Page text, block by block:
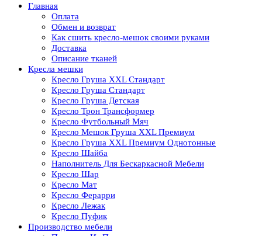
Главная
Оплата
Обмен и возврат
Как сшить кресло-мешок своими руками
Доставка
Описание тканей
Кресла мешки
Кресло Груша XXL Стандарт
Кресло Груша Cтандарт
Кресло Груша Детская
Кресло Трон Трансформер
Кресло Футбольный Мяч
Кресло Мешок Груша XXL Премиум
Кресло Груша XXL Премиум Однотонные
Кресло Шайба
Наполнитель Для Бескаркасной Мебели
Кресло Шар
Кресло Мат
Кресло Ферарри
Кресло Лежак
Кресло Пуфик
Производство мебели